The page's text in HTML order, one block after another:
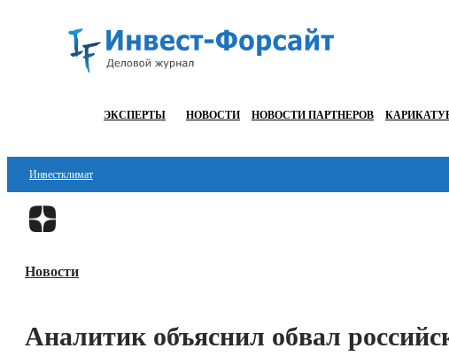
ЭКСПЕРТЫ НОВОСТИ НОВОСТИ ПАРТНЕРОВ
Инвестклимат
Финансы
Блокчейн
Новости
Аналитик объяснил обвал